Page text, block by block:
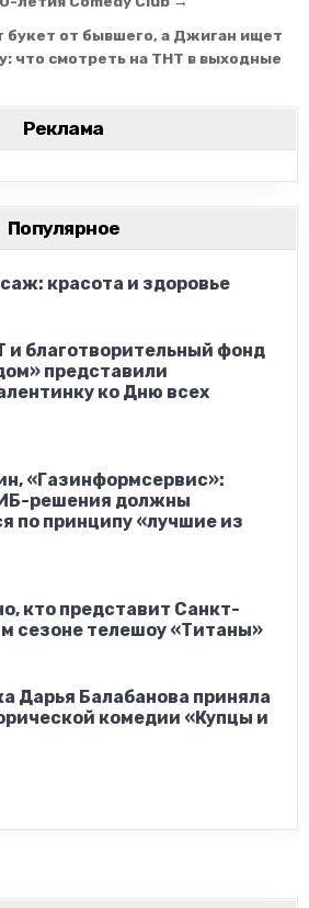
букет от бывшего, а Джиган ищет
что смотреть на ТНТ в выходные
Реклама
Популярное
красота и здоровье
и благотворительный фонд
представили
ко Дню всех
«Газинформсервис»:
решения должны
по принципу «лучшие из
кто представит Санкт-
сезоне телешоу «Титаны»
Дарья Балабанова приняла
комедии «Купцы и